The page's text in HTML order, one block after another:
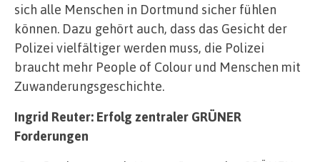
sich alle Menschen in Dortmund sicher fühlen
können. Dazu gehört auch, dass das Gesicht der
Polizei vielfältiger werden muss, die Polizei
braucht mehr People of Colour und Menschen mit
Zuwanderungsgeschichte.
Ingrid Reuter: Erfolg zentraler GRÜNER
Forderungen